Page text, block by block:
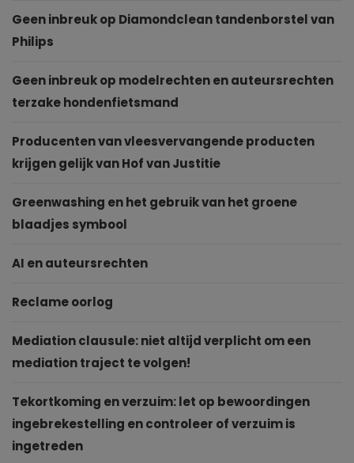
Geen inbreuk op Diamondclean tandenborstel van
Philips
Geen inbreuk op modelrechten en auteursrechten
terzake hondenfietsmand
Producenten van vleesvervangende producten
krijgen gelijk van Hof van Justitie
Greenwashing en het gebruik van het groene
blaadjes symbool
AI en auteursrechten
Reclame oorlog
Mediation clausule: niet altijd verplicht om een
mediation traject te volgen!
Tekortkoming en verzuim: let op bewoordingen
ingebrekestelling en controleer of verzuim is
ingetreden